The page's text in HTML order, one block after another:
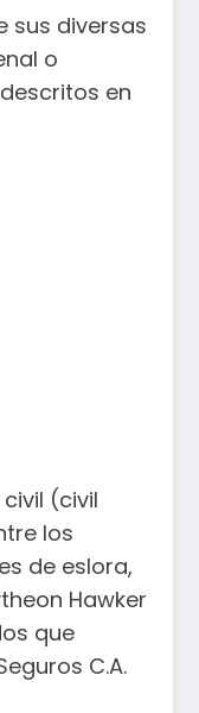
sus diversas
o
en
(civil
los
de eslora,
Hawker
que
C.A.